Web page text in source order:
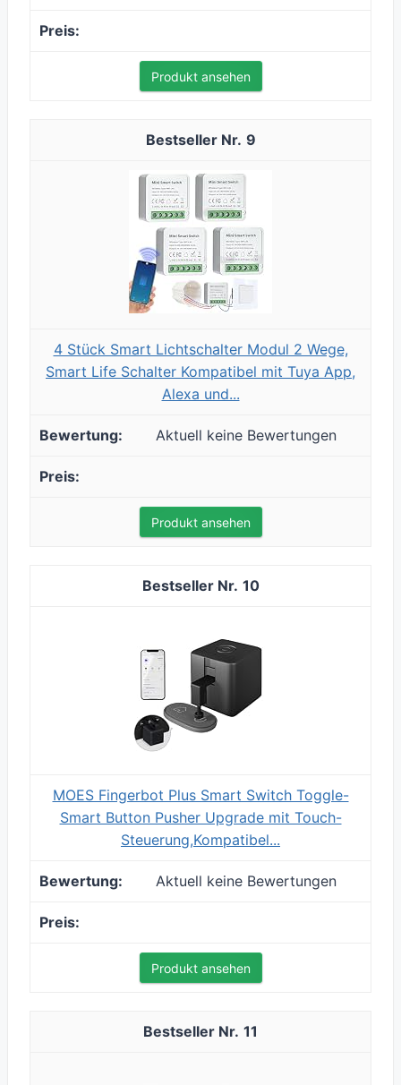
Produkt ansehen
9
4 Stück Smart Lichtschalter Modul 2 Wege,
Smart Life Schalter Kompatibel mit Tuya App,
Alexa und...
Aktuell keine Bewertungen
Produkt ansehen
10
MOES Fingerbot Plus Smart Switch Toggle-
Smart Button Pusher Upgrade mit Touch-
Steuerung,Kompatibel...
Aktuell keine Bewertungen
Produkt ansehen
11